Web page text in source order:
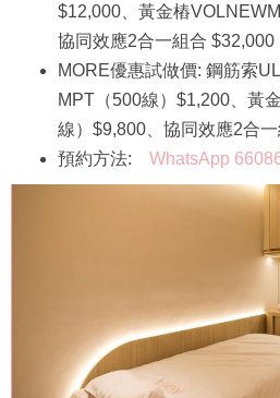
$12,000、黃金樁
協同效應2合一組合 $32,000
MORE優惠試做價: 鋼筋索
MPT（500線）$1,200、黃
線）$9,800、協同效應2合
預約方法: WhatsApp